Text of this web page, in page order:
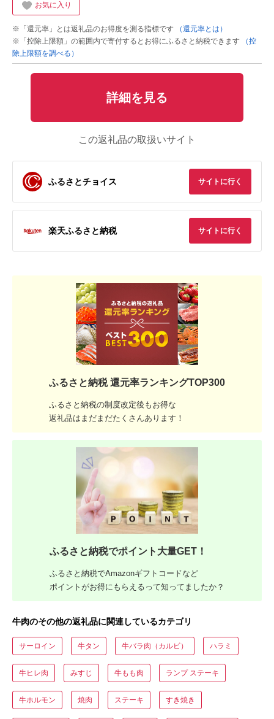
お気に入り
※「還元率」とは返礼品のお得度を測る指標です
（還元率とは）
※「控除上限額」の範囲内で寄付するとお得にふるさと納税できます
（控
除上限額を調べる）
詳細を見る
この返礼品の取扱いサイト
ふるさとチョイス サイトに行く
楽天ふるさと納税 サイトに行く
ふるさと納税 還元率ランキングTOP300
ふるさと納税の制度改定後もお得な
返礼品はまだまだたくさんあります！
ふるさと納税でポイント大量GET！
ふるさと納税でAmazonギフトコードなど
ポイントがお得にもらえるって知ってましたか？
牛肉のその他の返礼品に関連しているカテゴリ
サーロイン 牛タン 牛バラ肉（カルビ） ハラミ
牛ヒレ肉 みすじ 牛もも肉 ランプ ステーキ
牛ホルモン 焼肉 ステーキ すき焼き